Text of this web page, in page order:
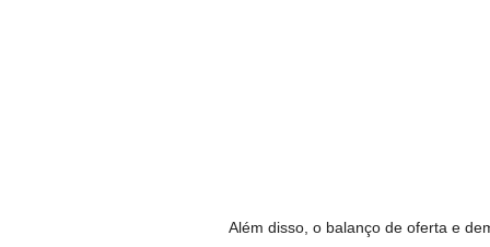
Além disso, o balanço de oferta e